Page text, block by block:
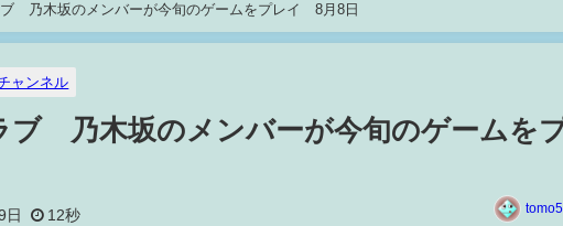
乃木坂のメンバーが今旬のゲームをプレイ 8月8日
ャンネル
ブ 乃木坂のメンバーが今旬のゲームを
日 12秒